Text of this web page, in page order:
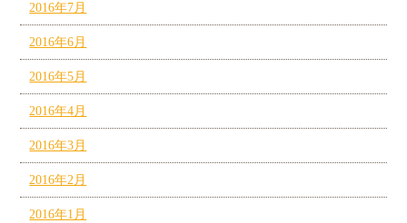
2016年7月
2016年6月
2016年5月
2016年4月
2016年3月
2016年2月
2016年1月